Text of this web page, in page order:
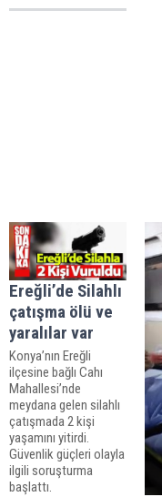
Ereğli’de Silahlı
çatışma ölü ve
yaralılar var
Konya’nın Ereğli
ilçesine bağlı Cahı
Mahallesi’nde
meydana gelen silahlı
çatışmada 2 kişi
yaşamını yitirdi.
Güvenlik güçleri olayla
ilgili soruşturma
başlattı.